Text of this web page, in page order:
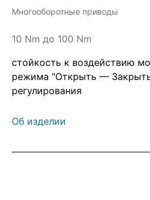
Многооборотные приводы
10 Nm до 100 Nm
стойкость к воздействию
режима "Открыть —
регулирования
Об изделии